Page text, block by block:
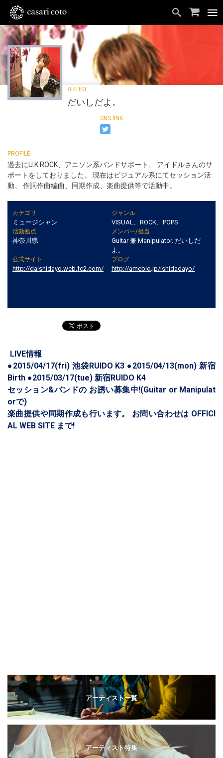
だいしだよ。
過去にU.K.ROCK、アニソン系バンドサポート、 アイドルさんのサ
ポートをしておりました。 現在はビジュアル系にてセッション活
動、 作詞作曲編曲、同期作成、楽曲提供等で活動中。
カテゴリ
ミュージシャン
ジャンル
VISUAL、ROCK、POPS
活動拠点
神奈川県
メンバー/担当
Guitar 兼 Manipulator. だいしだ
よ。
公式サイト
http://daishidayo.web.fc2.com/
ブログ
http://ameblo.jp/ishidadayo/
LIVE情報
●2015/04/17(fri) 池袋RUIDO K3 ●2015/04/13(mon) 新宿
Birth ●2015/03/17(tue) 新宿RUIDO K4
セッション&バンドの お誘い募集中!(Guitar or Manipulat
orで)
楽曲提供や同期作成も行います。 お問い合わせは OFFICI
AL WEB SITE まで!
アーティスト一覧
アーティスト特集